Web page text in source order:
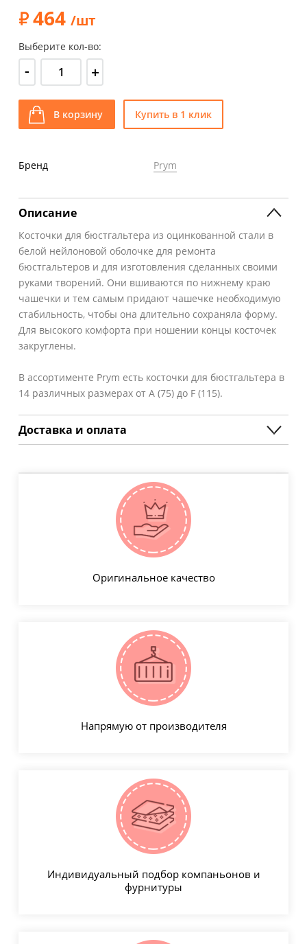
464 /шт
Выберите кол-во:
- +
В корзину Купить в 1 клик
Бренд Prym
Описание
Косточки для бюстгальтера из оцинкованной стали в
белой нейлоновой оболочке для ремонта
бюстгальтеров и для изготовления сделанных своими
руками творений. Они вшиваются по нижнему краю
чашечки и тем самым придают чашечке необходимую
стабильность, чтобы она длительно сохраняла форму.
Для высокого комфорта при ношении концы косточек
закруглены.
В ассортименте Prym есть косточки для бюстгальтера в
14 различных размерах от A (75) до F (115).
Доставка и оплата
Оригинальное качество
Напрямую от производителя
Индивидуальный подбор компаньонов и
фурнитуры